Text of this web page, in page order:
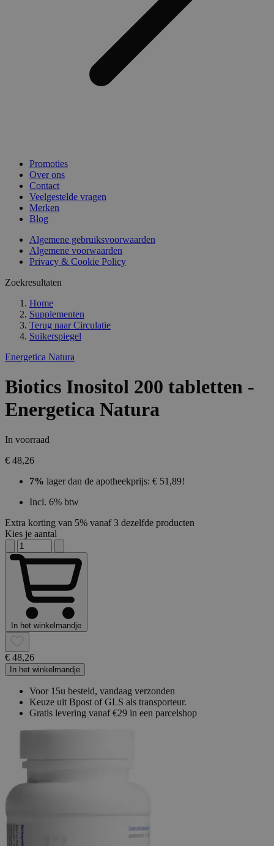
Promoties
Over ons
Contact
Veelgestelde vragen
Merken
Blog
Algemene gebruiksvoorwaarden
Algemene voorwaarden
Privacy & Cookie Policy
Zoekresultaten
Home
Supplementen
Terug naar Circulatie
Suikerspiegel
Energetica Natura
Biotics Inositol 200 tabletten -
Energetica Natura
In voorraad
€ 48,26
7% lager dan de apotheekprijs: € 51,89!
Incl. 6% btw
Extra korting van 5% vanaf 3 dezelfde producten
Kies je aantal
In het winkelmandje
€ 48,26
In het winkelmandje
Voor 15u besteld, vandaag verzonden
Keuze uit Bpost of GLS als transporteur.
Gratis levering vanaf €29 in een parcelshop